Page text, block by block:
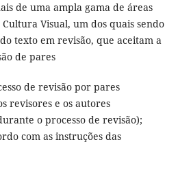
de uma ampla gama de áreas
Visual, um dos quais sendo
texto em revisão, que aceitam a
de pares
de revisão por pares
revisores e os autores
o processo de revisão);
com as instruções das